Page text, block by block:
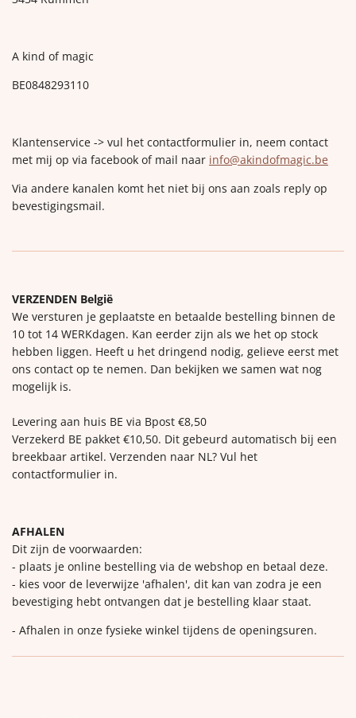
A kind of magic
BE0848293110
Klantenservice -> vul het contactformulier in, neem contact
met mij op via facebook of mail naar info@akindofmagic.be
Via andere kanalen komt het niet bij ons aan zoals reply op
bevestigingsmail.
VERZENDEN België
We versturen je geplaatste en betaalde bestelling binnen de
10 tot 14 WERKdagen. Kan eerder zijn als we het op stock
hebben liggen. Heeft u het dringend nodig, gelieve eerst met
ons contact op te nemen. Dan bekijken we samen wat nog
mogelijk is.
Levering aan huis BE via Bpost €8,50
Verzekerd BE pakket €10,50. Dit gebeurd automatisch bij een
breekbaar artikel. Verzenden naar NL? Vul het
contactformulier in.
AFHALEN
Dit zijn de voorwaarden:
- plaats je online bestelling via de webshop en betaal deze.
- kies voor de leverwijze 'afhalen', dit kan van zodra je een
bevestiging hebt ontvangen dat je bestelling klaar staat.
- Afhalen in onze fysieke winkel tijdens de openingsuren.